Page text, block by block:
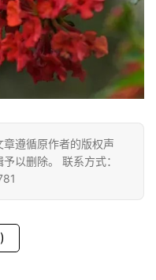
遵循原作者的版权声
以删除。 联系方式：